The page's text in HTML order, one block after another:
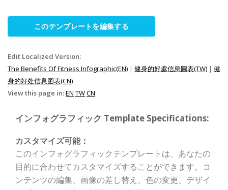
このテンプレートを編集する
Edit Localized Version:
The Benefits Of Fitness Infographic(EN) | 健身的好處信息圖表(TW) | 健
身的好处信息图表(CN)
View this page in:EN TWCN
インフォグラフィック Template Specifications:
カスタマイズ可能：
このインフォグラフィックテンプレートは、あなたの
目的に合わせてカスタマイズすることができます。コ
ンテンツの編集、画像の差し替え、色の変更、デザイ